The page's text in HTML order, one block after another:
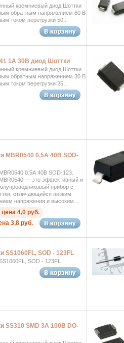
кремниевый диод Шоттки
обратным напряжением 60 В
током перегрузки 50...
1А 30В диод Шоттки
кремниевый диод Шоттки
обратным напряжением 30 В
током перегрузки 25...
MBR0540 0.5А 40В SOD-
0.5А 40В SOD-123.
— это эффективный и
прибор с
отличающийся низким
напряжения и высоким...
цена 4,0 руб.
3,8 руб.
SS1060FL, SOD - 123FL
SOD - 123FL
SS310 SMD 3А 100В DO-